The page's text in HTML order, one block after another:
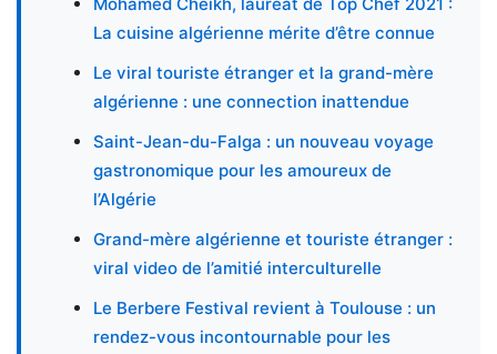
Mohamed Cheikh, lauréat de Top Chef 2021 :
La cuisine algérienne mérite d’être connue
Le viral touriste étranger et la grand-mère
algérienne : une connection inattendue
Saint-Jean-du-Falga : un nouveau voyage
gastronomique pour les amoureux de
l’Algérie
Grand-mère algérienne et touriste étranger :
viral video de l’amitié interculturelle
Le Berbere Festival revient à Toulouse : un
rendez-vous incontournable pour les